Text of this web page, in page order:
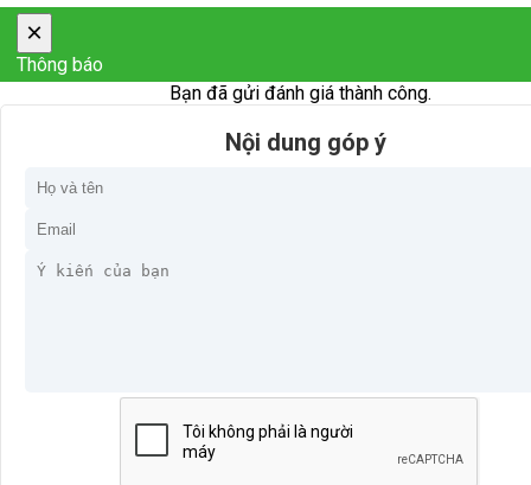
×
Thông báo
Bạn đã gửi đánh giá thành công.
Nội dung góp ý